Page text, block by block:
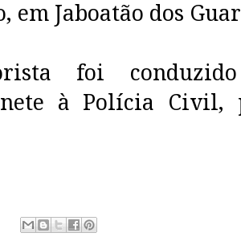
em Jaboatão dos
foi
à Polícia Civil,